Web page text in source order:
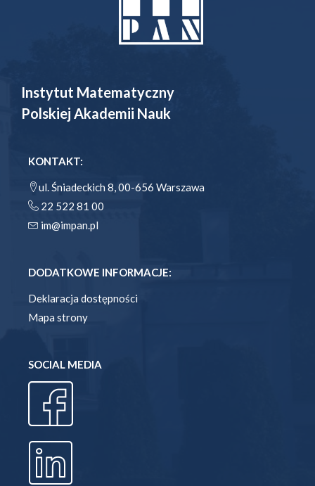
Instytut Matematyczny
Polskiej Akademii Nauk
KONTAKT:
ul. Śniadeckich 8, 00-656 Warszawa
22 522 81 00
im@impan.pl
DODATKOWE INFORMACJE:
Deklaracja dostępności
Mapa strony
SOCIAL MEDIA